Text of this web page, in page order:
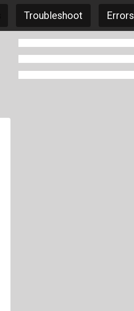
Troubleshoot Errors